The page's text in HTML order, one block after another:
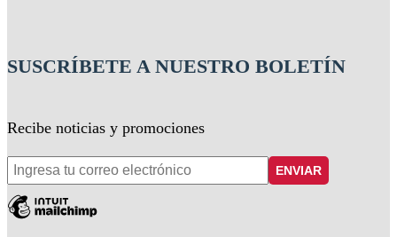
SUSCRÍBETE A NUESTRO BOLETÍN
Recibe noticias y promociones